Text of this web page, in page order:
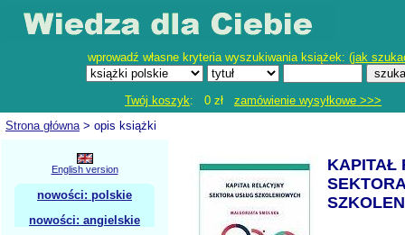
wprowadź własne kryteria wyszukiwania książek: (jak
Twój koszyk: 0 zł zamówienie wysyłkowe >>>
Strona główna> opis książki
English version
nowości: polskie
nowości: angielskie
KAPITAŁ